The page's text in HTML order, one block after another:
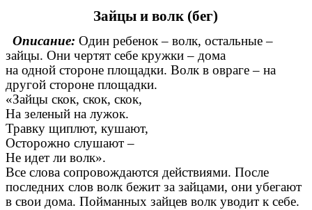
Зайцы и волк (бег)
Описание: Один ребенок – волк, остальные –
зайцы. Они чертят себе кружки – дома
на одной стороне площадки. Волк в овраге – на
другой стороне площадки.
«Зайцы скок, скок, скок,
На зеленый на лужок.
Травку щиплют, кушают,
Осторожно слушают –
Не идет ли волк».
Все слова сопровождаются действиями. После
последних слов волк бежит за зайцами, они убегают
в свои дома. Пойманных зайцев волк уводит к себе.